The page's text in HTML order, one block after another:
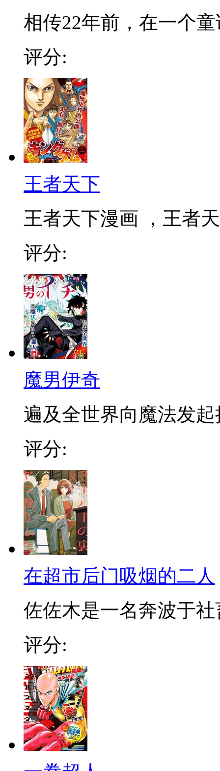
相传22年前，在一个
评分:
王者天下
王者天下漫画 ，王者
评分:
魔男伊奇
遍及全世界向魔法发起
评分:
在超市后门吸烟的二人
佐佐木是一名奔波于社
评分: